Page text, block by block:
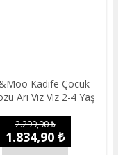
Kadife Çocuk
Arı Vız Vız 2-4 Yaş
2.299,90 ₺
1.834,90 ₺